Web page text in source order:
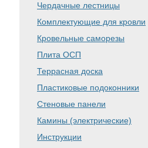
Чердачные лестницы
Комплектующие для кровли
Кровельные саморезы
Плита ОСП
Террасная доска
Пластиковые подоконники
Стеновые панели
Камины (электрические)
Инструкции